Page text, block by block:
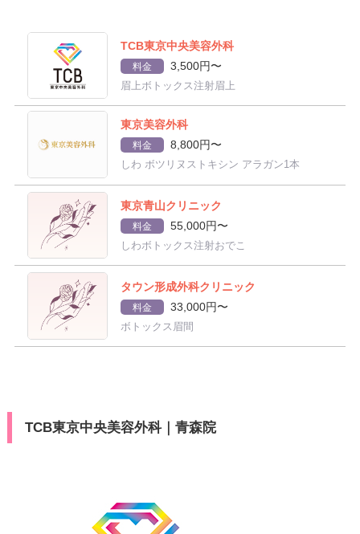
TCB東京中央美容外科
料金 3,500円〜
眉上ボトックス注射眉上
東京美容外科
料金 8,800円〜
しわ ボツリヌストキシン アラガン1本
東京青山クリニック
料金 55,000円〜
しわボトックス注射おでこ
タウン形成外科クリニック
料金 33,000円〜
ボトックス眉間
TCB東京中央美容外科｜青森院